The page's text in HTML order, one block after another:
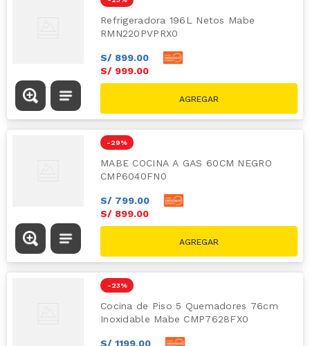
Refrigeradora 196L Netos Mabe
RMN220PVPRX0
S/ 899.00
S/ 999.00
S/1298.99
-29 %
MABE COCINA A GAS 60CM NEGRO
CMP6040FN0
S/ 799.00
S/ 899.00
S/1269.00
-23 %
Cocina de Piso 5 Quemadores 76cm
Inoxidable Mabe CMP7628FX0
S/ 1199.00